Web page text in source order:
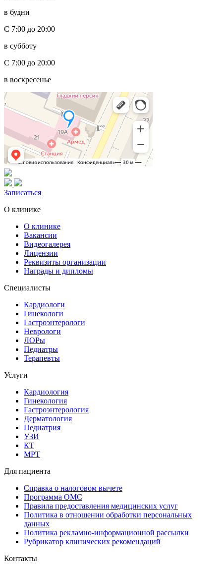
в будни
С 7:00 до 20:00
в субботу
С 7:00 до 20:00
в воскресенье
Записаться
О клинике
О клинике
Вакансии
Видеогалерея
Лицензии
Реквизиты организации
Награды и дипломы
Специалисты
Кардиологи
Гинекологи
Гастроэнтерологи
Неврологи
ЛОРы
Педиатры
Терапевты
Услуги
Кардиология
Гинекология
Гастроэнтерология
Дерматология
Педиатрия
УЗИ
КТ
МРТ
Для пациента
Справка о налоговом вычете
Программа ОМС
Правила предоставления медицинских услуг
Политика в отношении обработки персональных
данных
Политика рекламно-информационной рассылки
Рубрикатор клинических рекомендаций
Контакты